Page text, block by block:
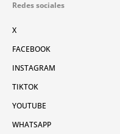
Redes sociales
X
FACEBOOK
INSTAGRAM
TIKTOK
YOUTUBE
WHATSAPP